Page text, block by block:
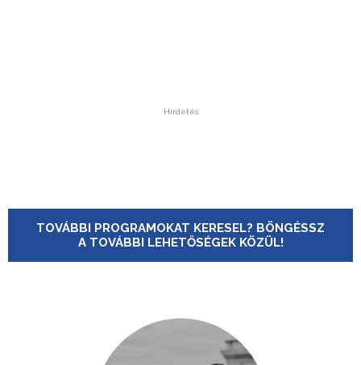
Hirdetés
TOVÁBBI PROGRAMOKAT KERESEL? BÖNGÉSSZ
A TOVÁBBI LEHETŐSÉGEK KÖZÜL!